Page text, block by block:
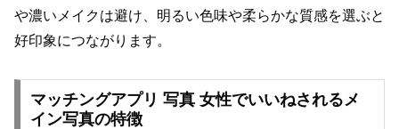
や濃いメイクは避け、明るい色味や柔らかな質感を選ぶと
好印象につながります。
マッチングアプリ 写真 女性でいいねされるメ
イン写真の特徴